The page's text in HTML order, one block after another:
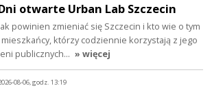
otwarte Urban Lab Szczecin
powinien zmieniać się Szczecin i kto wie o tym
którzy codziennie korzystają z jego
publicznych… » więcej
08-06, godz. 13:19